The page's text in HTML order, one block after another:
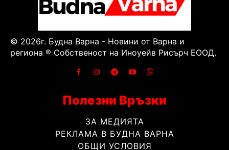
© 2026г. Будна Варна - Новини от Варна и
региона ® Собственост на Иноуейв Рисърч ЕООД.
Полезни Връзки
ЗА МЕДИЯТА
РЕКЛАМА В БУДНА ВАРНА
ОБЩИ УСЛОВИЯ